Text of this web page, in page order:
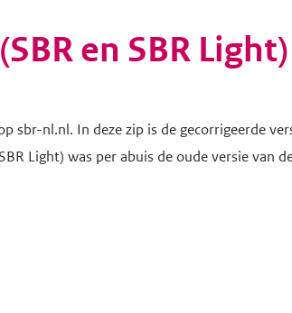
en SBR
sbr-nl.nl. In deze zip is de gecorrigeerde
Light) was per abuis de oude versie